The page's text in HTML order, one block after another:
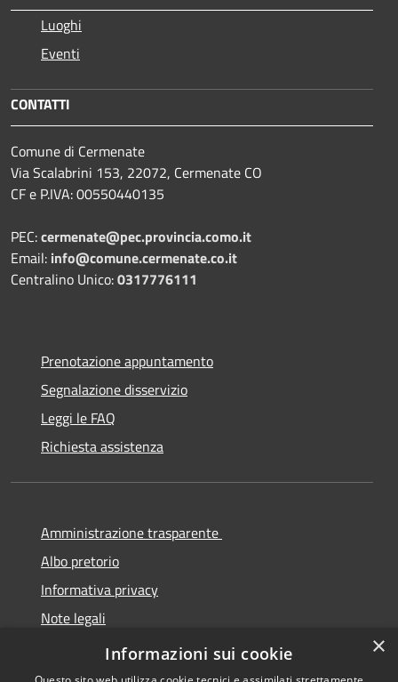
Luoghi
Eventi
CONTATTI
Comune di Cermenate
Via Scalabrini 153, 22072, Cermenate CO
CF e P.IVA: 00550440135
PEC:cermenate@pec.provincia.como.it
Email: info@comune.cermenate.co.it
Centralino Unico:0317776111
Prenotazione appuntamento
Segnalazione disservizio
Leggi le FAQ
Richiesta assistenza
Amministrazione trasparente
Albo pretorio
Informativa privacy
Note legali
Dichiarazione di accessibilità
×
Informazioni sui cookie